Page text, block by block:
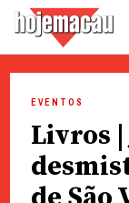
content
EVENTOS
Livros